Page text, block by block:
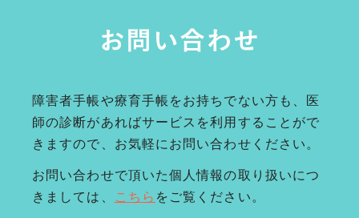
お問い合わせ
障害者手帳や療育手帳をお持ちでない方も、医
師の診断があればサービスを利用することがで
きますので、お気軽にお問い合わせください。
お問い合わせで頂いた個人情報の取り扱いにつ
きましては、
こちら をご覧ください。